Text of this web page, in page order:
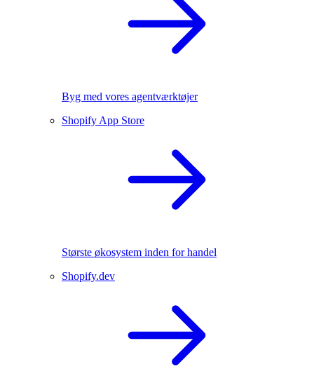
Byg med vores agentværktøjer
Shopify App Store
Største økosystem inden for handel
Shopify.dev